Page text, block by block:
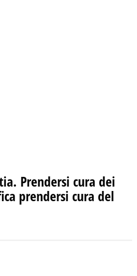
Prendersi cura dei
prendersi cura del